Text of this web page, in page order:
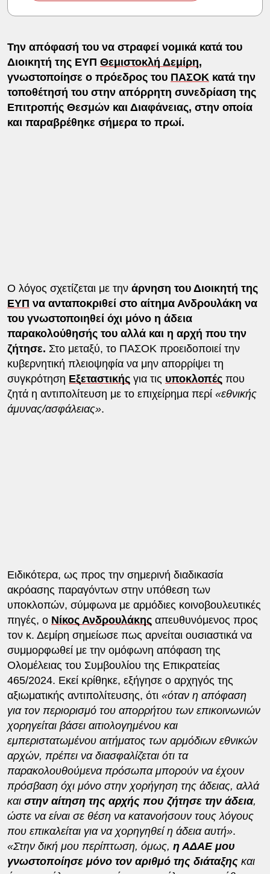
Την απόφασή του να στραφεί νομικά κατά του
Διοικητή της ΕΥΠ Θεμιστοκλή Δεμίρη,
γνωστοποίησε ο πρόεδρος του ΠΑΣΟΚ κατά την
τοποθέτησή του στην απόρρητη συνεδρίαση της
Επιτροπής Θεσμών και Διαφάνειας, στην οποία
και παραβρέθηκε σήμερα το πρωί.
Ο λόγος σχετίζεται με την άρνηση του Διοικητή της
ΕΥΠ να ανταποκριθεί στο αίτημα Ανδρουλάκη να
του γνωστοποιηθεί όχι μόνο η άδεια
παρακολούθησής του αλλά και η αρχή που την
ζήτησε. Στο μεταξύ, το ΠΑΣΟΚ προειδοποιεί την
κυβερνητική πλειοψηφία να μην απορρίψει τη
συγκρότηση Εξεταστικήςγια τις υποκλοπέςπου
ζητά η αντιπολίτευση με το επιχείρημα περί «εθνικής
άμυνας/ασφάλειας».
Ειδικότερα, ως προς την σημερινή διαδικασία
ακρόασης παραγόντων στην υπόθεση των
υποκλοπών, σύμφωνα με αρμόδιες κοινοβουλευτικές
πηγές, ο Νίκος Ανδρουλάκηςαπευθυνόμενος προς
τον κ. Δεμίρη σημείωσε πως αρνείται ουσιαστικά να
συμμορφωθεί με την ομόφωνη απόφαση της
Ολομέλειας του Συμβουλίου της Επικρατείας
465/2024. Εκεί κρίθηκε, εξήγησε ο αρχηγός της
αξιωματικής αντιπολίτευσης, ότι «όταν η απόφαση
για τον περιορισμό του απορρήτου των επικοινωνιών
χορηγείται βάσει αιτιολογημένου και
εμπεριστατωμένου αιτήματος των αρμόδιων εθνικών
αρχών, πρέπει να διασφαλίζεται ότι τα
παρακολουθούμενα πρόσωπα μπορούν να έχουν
πρόσβαση όχι μόνο στην χορήγηση της άδειας, αλλά
και στην αίτηση της αρχής που ζήτησε την άδεια,
ώστε να είναι σε θέση να κατανοήσουν τους λόγους
που επικαλείται για να χορηγηθεί η άδεια αυτή».
«Στην δική μου περίπτωση, όμως, η ΑΔΑΕ μου
γνωστοποίησε μόνο τον αριθμό της διάταξηςκαι